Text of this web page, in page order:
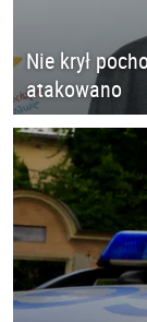
Nie krył
atakowano